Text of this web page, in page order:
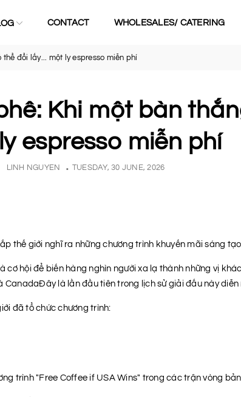
CONTACT WHOLESALES/ CATERING
đổi lấy... một ly espresso miễn phí
Khi một bàn
espresso miễn phí
LINH NGUYEN TUESDAY, 30 JUNE, 2026
thế giới nghĩ ra những chương trình khuyến mãi sáng
cơ hội để biến hàng nghìn người xa lạ thành những vị
CanadaĐây là lần đầu tiên trong lịch sử giải đấu này
đã tổ chức chương trình:
trình "Free Coffee if USA Wins" trong các trận vòng